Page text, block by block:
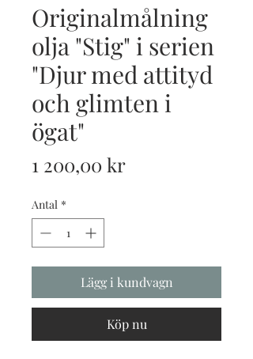
Originalmålning
olja "Stig" i serien
"Djur med attityd
och glimten i
ögat"
1 200,00 krPris
Antal *
Lägg i kundvagn
Köp nu